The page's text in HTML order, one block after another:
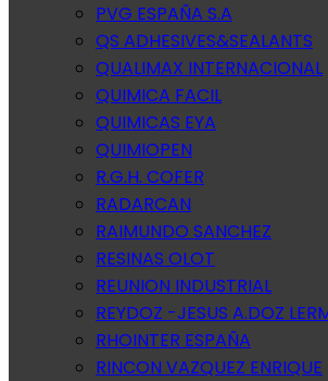
PVG ESPAÑA S.A
QS ADHESIVES&SEALANTS
QUALIMAX INTERNACIONAL
QUIMICA FACIL
QUIMICAS EYA
QUIMIOPEN
R.G.H. COFER
RADARCAN
RAIMUNDO SANCHEZ
RESINAS OLOT
REUNION INDUSTRIAL
REYDOZ -JESUS A.DOZ
RHOINTER ESPAÑA
RINCON VAZQUEZ ENRIQUE